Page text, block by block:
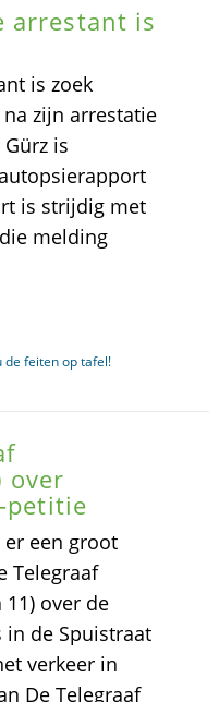
arrestant is
is zoek
na zijn arrestatie
is
is strijdig met
melding
de feiten op tafel!
over
petitie
er een groot
Telegraaf
over de
de Spuistraat
verkeer in
De Telegraaf